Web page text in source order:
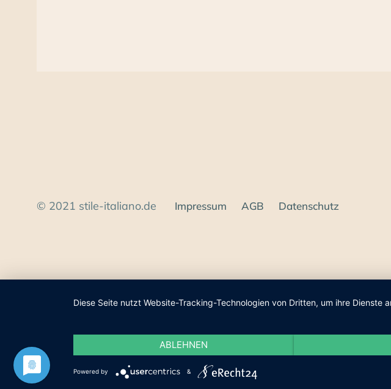
© 2021 stile-italiano.de Impressum AGB Datenschutz
Diese Seite nutzt Website-Tracking-Technologien von Dritten, um ihre
ABLEHNEN
Powered by &